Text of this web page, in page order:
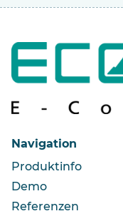
Navigation
Produktinfo
Demo
Referenzen